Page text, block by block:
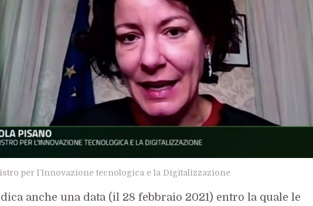
per l’Innovazione tecnologica e la Digitalizzazione
anche una data (il 28 febbraio 2021) entro la quale le